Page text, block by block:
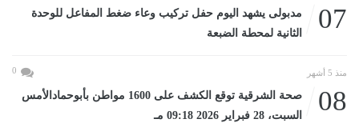
07
مدبولى يشهد اليوم حفل تركيب وعاء ضغط المفاعل للوحدة
الثانية لمحطة الضبعة
منذ 5 أشهر 0
08
صحة الشرقية توقع الكشف على 1600 مواطن بأبوحمادالأمس
السبت، 28 فبراير 2026 09:18 مـ